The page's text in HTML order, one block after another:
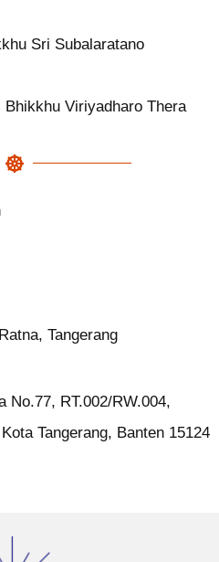
Sri Subalaratano
Bhikkhu Viriyadharo Thera
Tangerang
No.77, RT.002/RW.004,
Tangerang, Banten 15124